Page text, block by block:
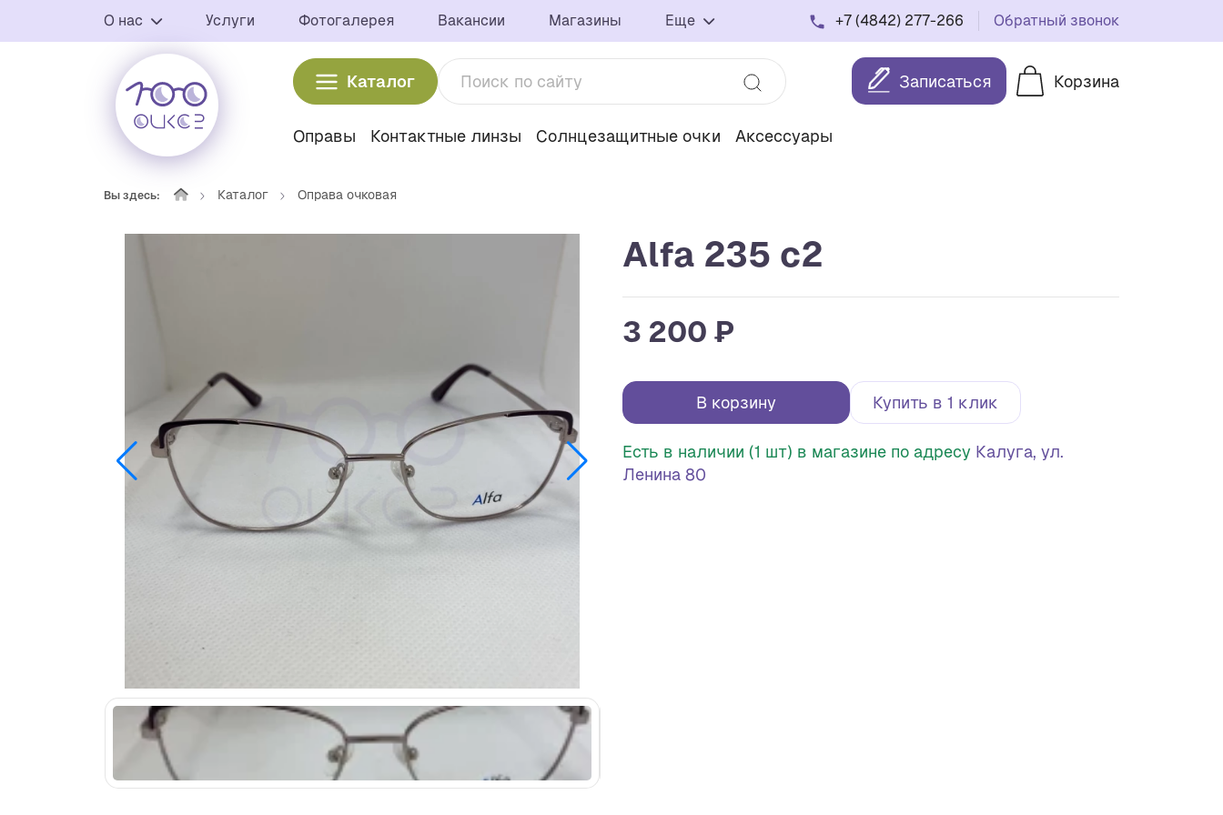
О нас Услуги Фотогалерея Вакансии Магазины Еще +7 (4842) 277-266 Обратный звонок
Каталог Записаться Корзина
Оправы Контактные линзы Солнцезащитные очки Аксессуары
Вы здесь: Каталог Оправа очковая
Alfa 235 c2
3 200 ₽
В корзину Купить в 1 клик
Есть в наличии (1 шт) в магазине по адресу Калуга, ул.
Ленина 80